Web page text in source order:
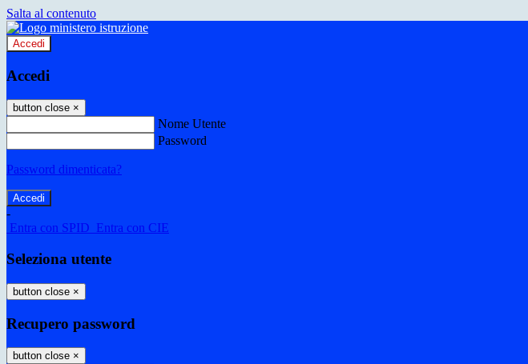
Salta al contenuto
Accedi
Accedi
button close ×
Nome Utente
Password
Password dimenticata?
-
Entra con SPID Entra con CIE
Seleziona utente
button close ×
Recupero password
button close ×